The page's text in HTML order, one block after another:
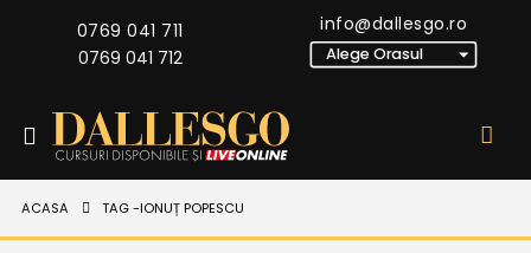
0769 041 711
0769 041 712
info@dallesgo.ro
ACASA TAG -IONUȚ POPESCU